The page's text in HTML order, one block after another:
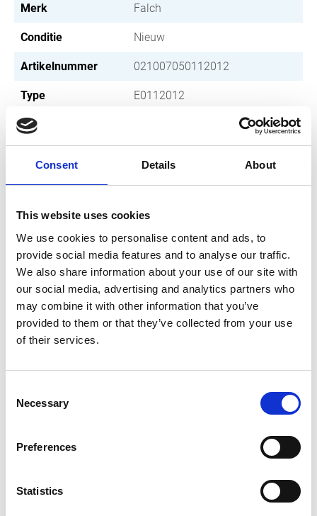
Consent Details About
This website uses cookies
We use cookies to personalise content and ads, to
provide social media features and to analyse our traffic.
We also share information about your use of our site with
our social media, advertising and analytics partners who
may combine it with other information that you’ve
provided to them or that they’ve collected from your use
of their services.
Selection
Necessary
Preferences
Statistics
Merk Falch
Conditie Nieuw
Artikelnummer 021007050112012
Type E0112012
Groep